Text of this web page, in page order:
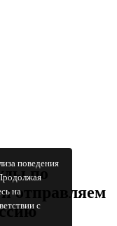
поведения
на
с
по
отправляем